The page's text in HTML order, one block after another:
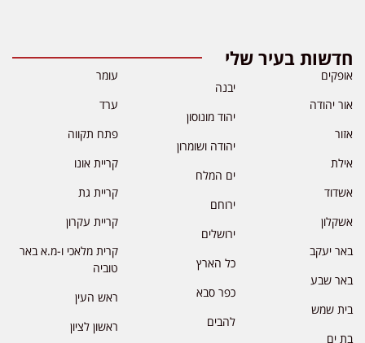
חדשות בעיר שלי
אופקים
אור יהודה
אזור
אילת
אשדוד
אשקלון
באר יעקב
באר שבע
בית שמש
בת ים
יבנה
יהוד מונוסון
יהודה ושומרון
ים המלח
ירוחם
ירושלים
כל הארץ
כפר סבא
להבים
עומר
ערד
פתח תקווה
קריית אונו
קריית גת
קריית עקרון
קרית מלאכי ו-מ.א באר
טוביה
ראש העין
ראשון לציון